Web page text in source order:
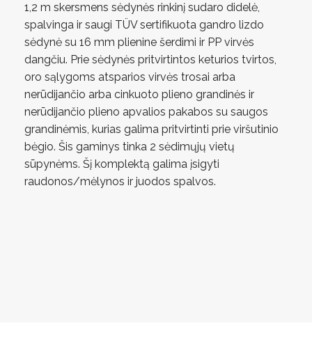
1,2 m skersmens sėdynės rinkinį sudaro didelė,
spalvinga ir saugi TÜV sertifikuota gandro lizdo
sėdynė su 16 mm plienine šerdimi ir PP virvės
dangčiu. Prie sėdynės pritvirtintos keturios tvirtos,
oro sąlygoms atsparios virvės trosai arba
nerūdijančio arba cinkuoto plieno grandinės ir
nerūdijančio plieno apvalios pakabos su saugos
grandinėmis, kurias galima pritvirtinti prie viršutinio
bėgio. Šis gaminys tinka 2 sėdimųjų vietų
sūpynėms. Šį komplektą galima įsigyti
raudonos/mėlynos ir juodos spalvos.